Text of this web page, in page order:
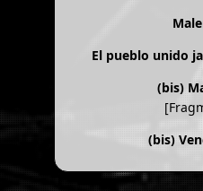
El pueblo unido
(bis)
(bis)